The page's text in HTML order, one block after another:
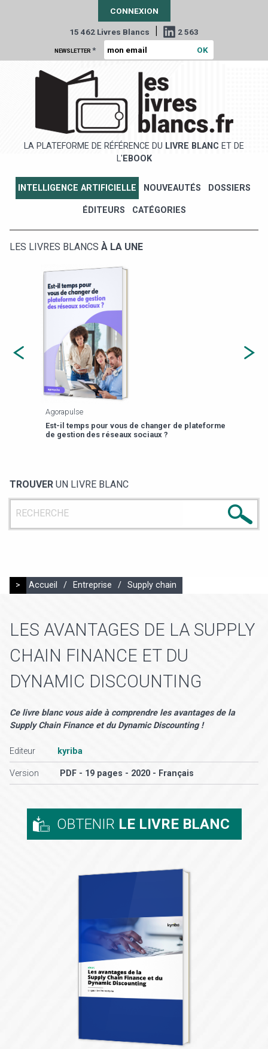
CONNEXION
15 462 Livres Blancs | 2 563
NEWSLETTER *
LA PLATEFORME DE RÉFÉRENCE DU LIVRE BLANC ET DE
L' EBOOK
INTELLIGENCE ARTIFICIELLE NOUVEAUTÉS DOSSIERS
ÉDITEURS CATÉGORIES
LES LIVRES BLANCS À LA UNE
Agorapulse
Est-il temps pour vous de changer de plateforme
de gestion des réseaux sociaux ?
TROUVER UN LIVRE BLANC
> Accueil / Entreprise / Supply chain
LES AVANTAGES DE LA SUPPLY
CHAIN FINANCE ET DU
DYNAMIC DISCOUNTING
Ce livre blanc vous aide à comprendre les avantages de la
Supply Chain Finance et du Dynamic Discounting !
Editeur kyriba
Version PDF - 19 pages - 2020 - Français
OBTENIR LE LIVRE BLANC